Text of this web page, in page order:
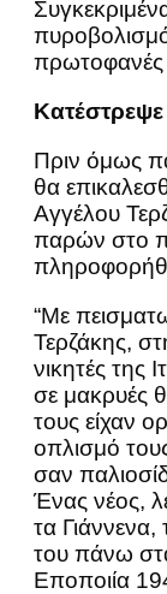
πρωτοφανές
Πριν όμως
θα
Αγγέλου
παρών στο
“Με
Τερζάκης,
νικητές της
σε μακρυές
τους είχαν
οπλισμό
σαν
Ένας νέος,
τα Γιάννενα,
του πάνω
Εποποιία